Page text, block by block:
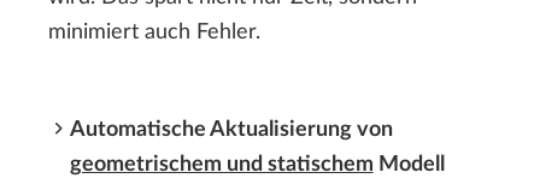
minimiert auch Fehler.
Automatische Aktualisierung von
geometrischem und statischem Modell